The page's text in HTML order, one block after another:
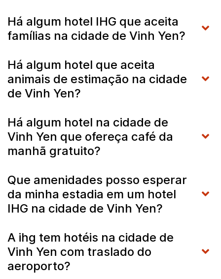
Há algum hotel IHG que aceita
famílias na cidade de Vinh Yen?
Há algum hotel que aceita
animais de estimação na cidade
de Vinh Yen?
Há algum hotel na cidade de
Vinh Yen que ofereça café da
manhã gratuito?
Que amenidades posso esperar
da minha estadia em um hotel
IHG na cidade de Vinh Yen?
A ihg tem hotéis na cidade de
Vinh Yen com traslado do
aeroporto?